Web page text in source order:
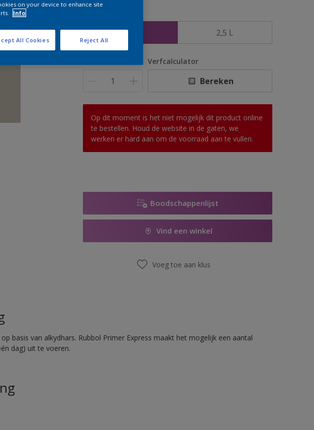
1 L 2,5 L
Verfcalculator
Bereken
Op dit moment is het niet mogelijk dit product online
te bestellen. Houd de website in de gaten, we
werken er hard aan om de voorraad aan te vullen.
Boodschappenlijst
Vind een winkel
Voeg toe aan klus
basis van alkydhars. Rubbol Primer Express maakt het mogelijk een aantal
dag) uit te voeren.
on your device to enhance site
Info
Reject All
All Cookies